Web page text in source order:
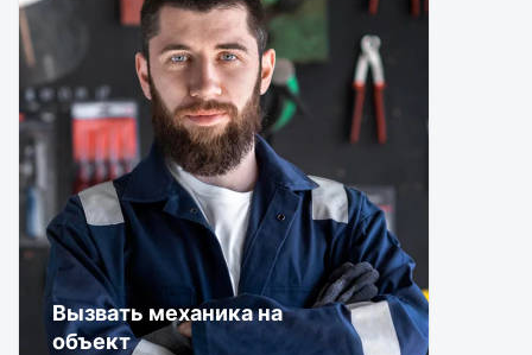
Вызвать механика на
объект